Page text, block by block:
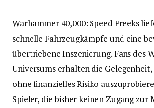
Warhammer 40,000: Speed Freeks
schnelle Fahrzeugkämpfe und eine
übertriebene Inszenierung. Fans des
Universums erhalten die
ohne finanzielles Risiko
Spieler, die bisher keinen Zugang zur